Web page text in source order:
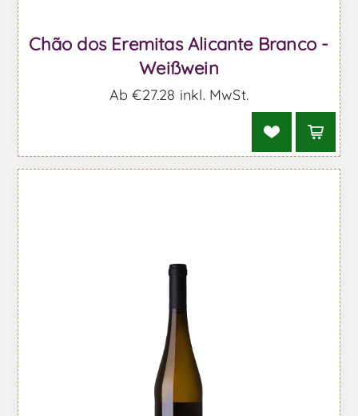
Chão dos Eremitas Alicante Branco -
Weißwein
Ab €27,28 inkl. MwSt.